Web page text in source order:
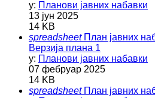
у: Планови јавних набавки
13 јун 2025
14 KB
spreadsheet План јавних
Верзија плана 1
у: Планови јавних набавки
07 фебруар 2025
14 KB
spreadsheet План јавних